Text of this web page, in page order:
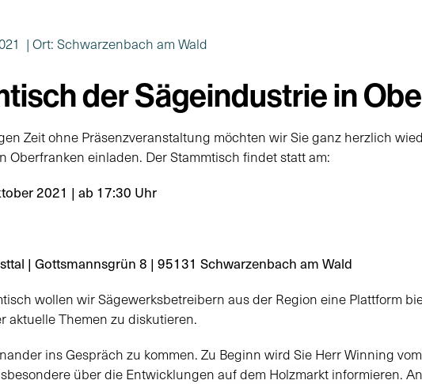
| Ort: Schwarzenbach am Wald
der Sägeindustrie in
Zeit ohne Präsenzveranstaltung möchten wir Sie ganz herzlich
Oberfranken einladen. Der Stammtisch findet statt am:
2021 | ab 17:30 Uhr
| Gottsmannsgrün 8 | 95131 Schwarzenbach am Wald
wollen wir Sägewerksbetreibern aus der Region eine Plattform
aktuelle Themen zu diskutieren.
ins Gespräch zu kommen. Zu Beginn wird Sie Herr Winning
über die Entwicklungen auf dem Holzmarkt informieren.